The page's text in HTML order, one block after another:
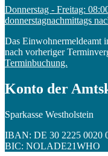
Donnerstag - Freitag:
donnerstagnachmittags
Das Einwohnermeldeamt
nach vorheriger
Terminbuchung.
Konto der
Sparkasse Westholstein
IBAN: DE 30 2225 0020
BIC: NOLADE21WHO